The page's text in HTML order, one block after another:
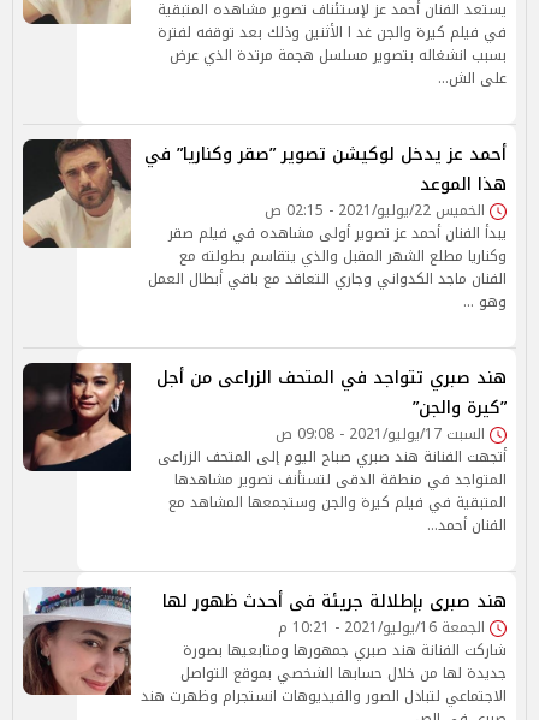
يستعد الفنان أحمد عز لإستئناف تصوير مشاهده المتبقية
في فيلم كيرة والجن غد ا الأثنين وذلك بعد توقفه لفترة
بسبب انشغاله بتصوير مسلسل هجمة مرتدة الذي عرض
على الش…
أحمد عز يدخل لوكيشن تصوير ”صقر وكناريا” في
هذا الموعد
الخميس 22/يوليو/2021 - 02:15 ص
يبدأ الفنان أحمد عز تصوير أولى مشاهده في فيلم صقر
وكناريا مطلع الشهر المقبل والذي يتقاسم بطولته مع
الفنان ماجد الكدواني وجاري التعاقد مع باقي أبطال العمل
وهو …
هند صبري تتواجد في المتحف الزراعى من أجل
”كيرة والجن”
السبت 17/يوليو/2021 - 09:08 ص
أتجهت الفنانة هند صبري صباح اليوم إلى المتحف الزراعى
المتواجد في منطقة الدقى لتستأنف تصوير مشاهدها
المتبقية في فيلم كيرة والجن وستجمعها المشاهد مع
الفنان أحمد…
هند صبرى بإطلالة جريئة فى أحدث ظهور لها
الجمعة 16/يوليو/2021 - 10:21 م
شاركت الفنانة هند صبري جمهورها ومتابعيها بصورة
جديدة لها من خلال حسابها الشخصي بموقع التواصل
الاجتماعي لتبادل الصور والفيديوهات انستجرام وظهرت هند